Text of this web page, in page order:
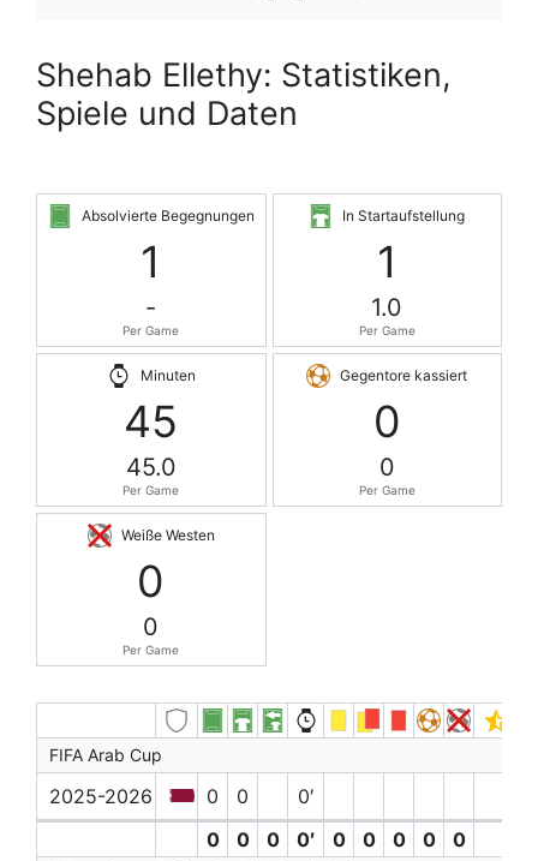
Shehab Ellethy: Statistiken,
Spiele und Daten
Absolvierte Begegnungen
1
-
Per Game
In Startaufstellung
1
1.0
Per Game
Minuten
45
45.0
Per Game
Gegentore kassiert
0
0
Per Game
Weiße Westen
0
0
Per Game
FIFA Arab Cup
2025-2026 0 0
0′
0
0 0 0′ 0 0 0 0 0